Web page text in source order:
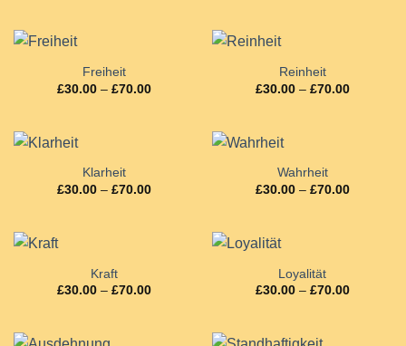
Freiheit
£30.00 – £70.00Preisspanne:
Reinheit
£30.00 – £70.00
Klarheit
£30.00 – £70.00Preisspanne:
Wahrheit
£30.00 – £70.00
Kraft
£30.00 – £70.00Preisspanne:
Loyalität
£30.00 – £70.00